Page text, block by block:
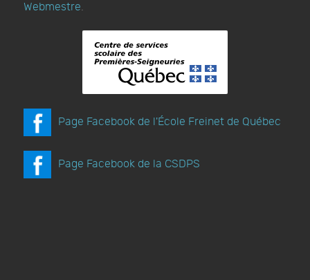
Webmestre.
Page Facebook de l'École Freinet de Québec
Page Facebook de la CSDPS